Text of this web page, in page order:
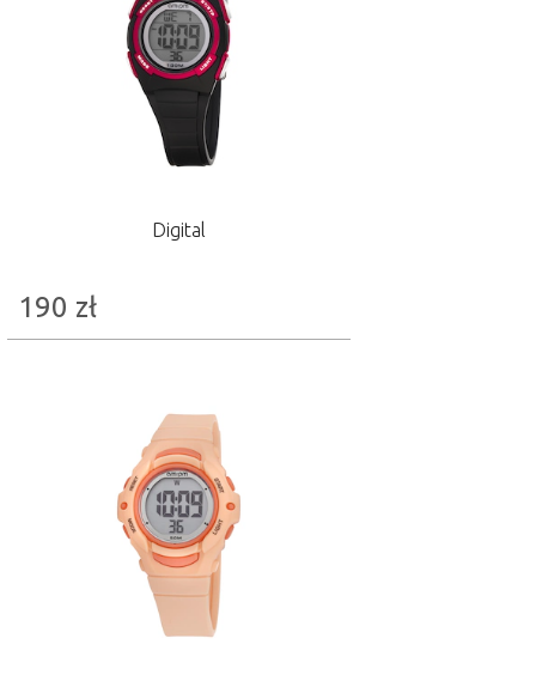
Digital
190 zł